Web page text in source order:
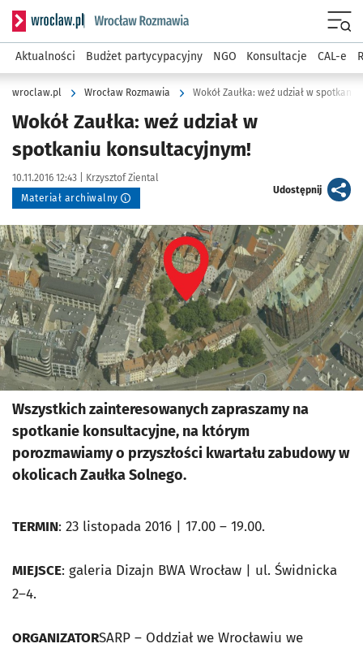
Serwis informacyjny wroclaw.pl podserwis: Rozmawia
Aktualności Budżet partycypacyjny NGO Konsultacje CAL-e
wroclaw.pl Wrocław Rozmawia Wokół Zaułka: weź udział w
Wokół Zaułka: weź udział w
spotkaniu konsultacyjnym!
Data publikacji:
10.11.2016 12:43 | Autor:
Krzysztof Ziental
Materiał archiwalny
Udostępnijartykuł
Kliknij, aby powiększyć
Wszystkich zainteresowanych zapraszamy na
spotkanie konsultacyjne, na którym
porozmawiamy o przyszłości kwartału zabudowy w
okolicach Zaułka Solnego.
TERMIN: 23 listopada 2016 | 17.00 – 19.00.
MIEJSCE: galeria Dizajn BWA Wrocław | ul. Świdnicka
2–4.
ORGANIZATORSARP – Oddział we Wrocławiu we